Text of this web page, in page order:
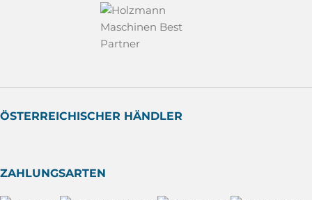
ÖSTERREICHISCHER HÄNDLER
ZAHLUNGSARTEN